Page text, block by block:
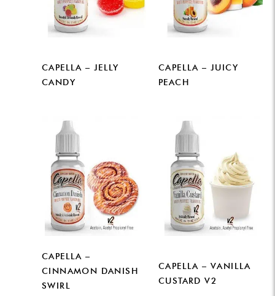
CAPELLA – JELLY
CANDY
CAPELLA – JUICY
PEACH
CAPELLA –
CINNAMON DANISH
SWIRL
CAPELLA – VANILLA
CUSTARD V2